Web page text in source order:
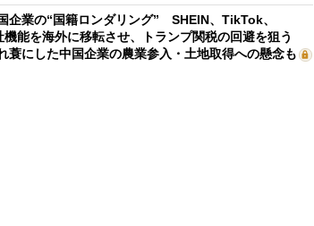
企業の“国籍ロンダリング” SHEIN、TikTok、
能を海外に移転させ、トランプ関税の回避を狙う
蓑にした中国企業の農業参入・土地取得への懸念も